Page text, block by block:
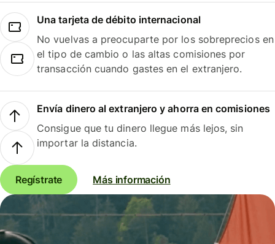
Una tarjeta de débito internacional
No vuelvas a preocuparte por los sobreprecios en
el tipo de cambio o las altas comisiones por
transacción cuando gastes en el extranjero.
Envía dinero al extranjero y ahorra en comisiones
Consigue que tu dinero llegue más lejos, sin
importar la distancia.
Regístrate Más información